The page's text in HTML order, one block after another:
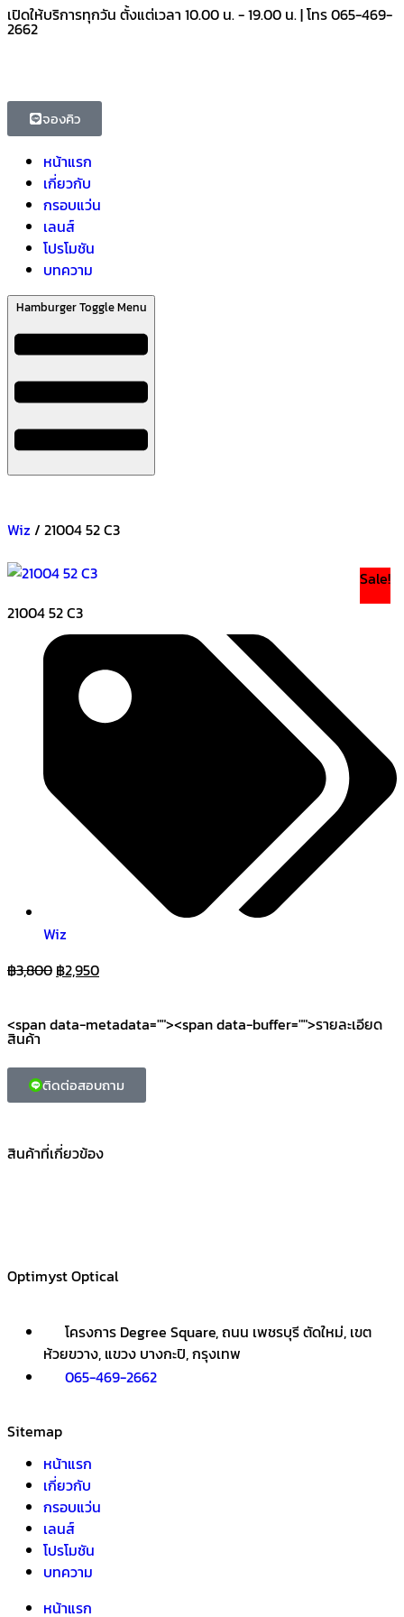
เปิดให้บริการทุกวัน ตั้งแต่เวลา 10.00 น. - 19.00 น. | โทร 065-469-
2662
จองคิว
หน้าแรก
เกี่ยวกับ
กรอบแว่น
เลนส์
โปรโมชัน
บทความ
Hamburger Toggle Menu
Wiz/ 21004 52 C3
Sale!
21004 52 C3
Wiz
฿3,800 ฿2,950
<span data-metadata=""><span data-buffer="">รายละเอียด
สินค้า
ติดต่อสอบถาม
สินค้าที่เกี่ยวข้อง
Optimyst Optical
โครงการ Degree Square, ถนน เพชรบุรี ตัดใหม่, เขต
ห้วยขวาง, แขวง บางกะปิ, กรุงเทพ
065-469-2662
Sitemap
หน้าแรก
เกี่ยวกับ
กรอบแว่น
เลนส์
โปรโมชัน
บทความ
หน้าแรก